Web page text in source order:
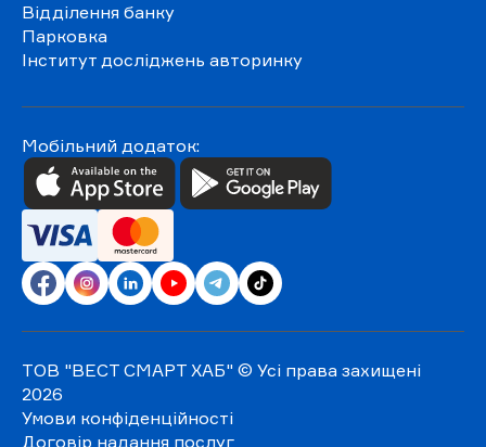
Відділення банку
Парковка
Інститут досліджень авторинку
Мобільний додаток:
ТОВ "ВЕСТ СМАРТ ХАБ" © Усі права захищені
2026
Умови конфіденційності
Договір надання послуг